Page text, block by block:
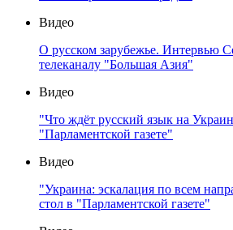
Видео
О русском зарубежье. Интервью
телеканалу "Большая Азия"
Видео
"Что ждёт русский язык на
"Парламентской газете"
Видео
"Украина: эскалация по всем
стол в "Парламентской газете"